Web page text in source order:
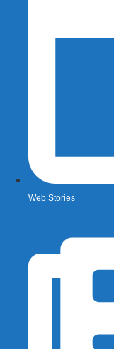
Web Stories